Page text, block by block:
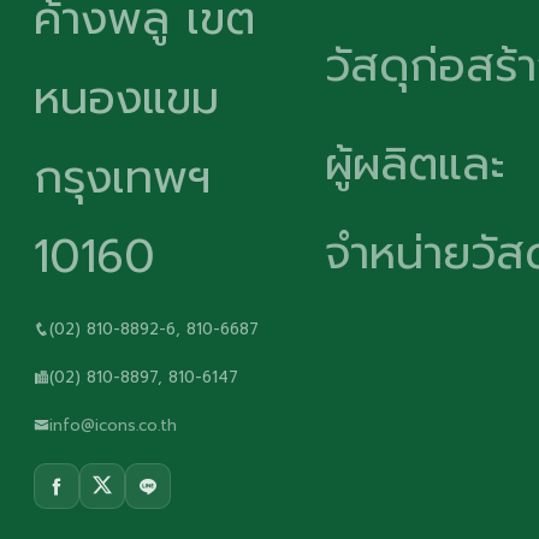
ค้างพลู เขต
หนองแขม
กรุงเทพฯ
10160
(02) 810-8892-6, 810-6687
(02) 810-8897, 810-6147
info@icons.co.th
วัสดุก่อสร้
ผู้ผลิตและ
จำหน่ายวั